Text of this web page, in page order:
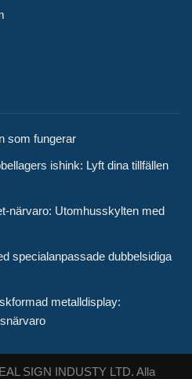
som fungerar
ishink: Lyft dina tillfällen
närvaro: Utomhusskylten med
specialanpassade dubbelsidiga
metalldisplay:
SIGN INDUSTY LTD. Alla